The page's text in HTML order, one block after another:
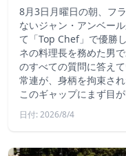
8月3日月曜日の朝、フ
ないジャン・アンベー
て「Top Chef」で優勝
ネの料理長を務めた男
のすべての質問に答え
常連が、身柄を拘束さ
このギャップにまず目が
日付: 2026/8/4